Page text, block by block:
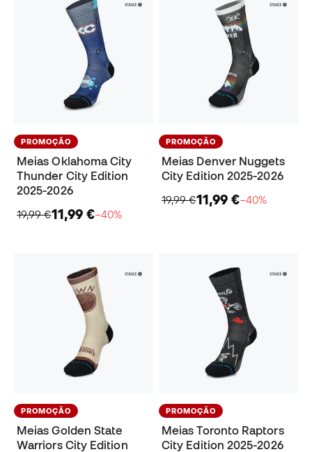
PROMOÇÃO
Meias Oklahoma City
Thunder City Edition
2025-2026
19,99 €11,99 €−40%
PROMOÇÃO
Meias Denver Nuggets
City Edition 2025-2026
19,99 €11,99 €−40%
PROMOÇÃO
Meias Golden State
Warriors City Edition
PROMOÇÃO
Meias Toronto Raptors
City Edition 2025-2026